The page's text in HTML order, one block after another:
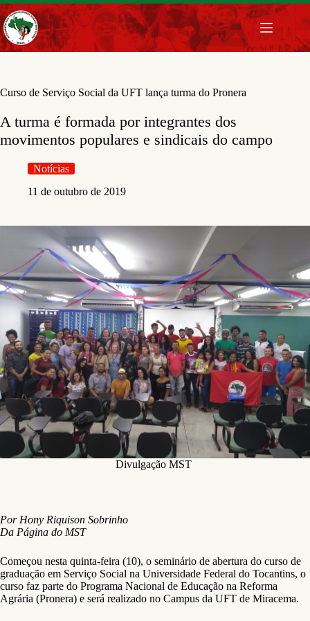
Pular
para
o
conteúdo
Curso de Serviço Social da UFT lança turma do Pronera
A turma é formada por integrantes dos
movimentos populares e sindicais do campo
Notícias
11 de outubro de 2019
Divulgação MST
Por Hony Riquison Sobrinho
Da Página do MST
Começou nesta quinta-feira (10), o seminário de abertura do curso de
graduação em Serviço Social na Universidade Federal do Tocantins, o
curso faz parte do Programa Nacional de Educação na Reforma
Agrária (Pronera) e será realizado no Campus da UFT de Miracema.